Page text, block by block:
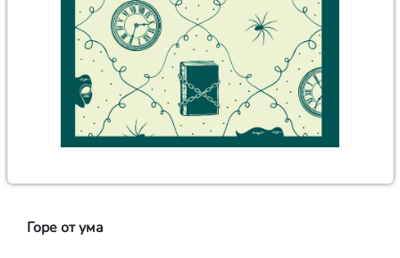
Горе от ума